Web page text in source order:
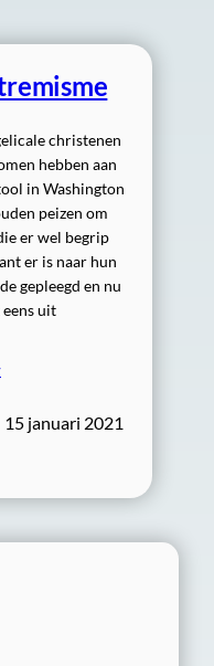
christenen
hebben aan
in Washington
peizen om
er wel begrip
er is naar hun
gepleegd en nu
uit
15 januari 2021